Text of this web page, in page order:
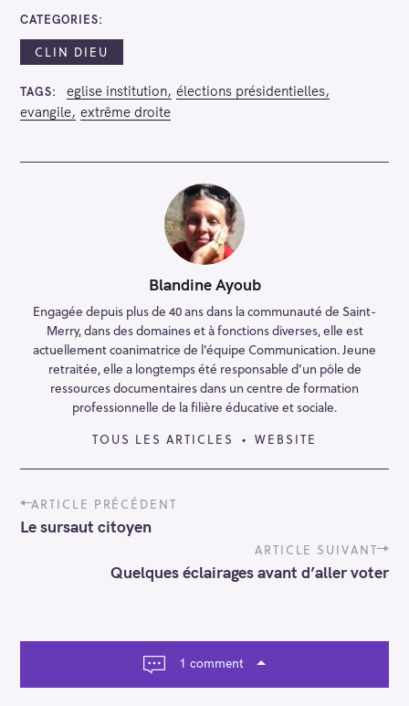
CATEGORIES
CLIN DIEU
TAGS eglise institution élections présidentielles
evangile extrême droite
Blandine Ayoub
Engagée depuis plus de 40 ans dans la communauté de Saint-
Merry, dans des domaines et à fonctions diverses, elle est
actuellement coanimatrice de l'équipe Communication. Jeune
retraitée, elle a longtemps été responsable d’un pôle de
ressources documentaires dans un centre de formation
professionnelle de la filière éducative et sociale.
TOUS LES ARTICLES
WEBSITE
P
o
s
g
t
ARTICLE PRÉCÉDENT
Le sursaut citoyen
ARTICLE SUIVANT
Quelques éclairages avant d’aller voter
1 comment